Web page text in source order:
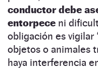
conductor debe
entorpece ni
obligación es vigilar
objetos o animales
haya interferencia